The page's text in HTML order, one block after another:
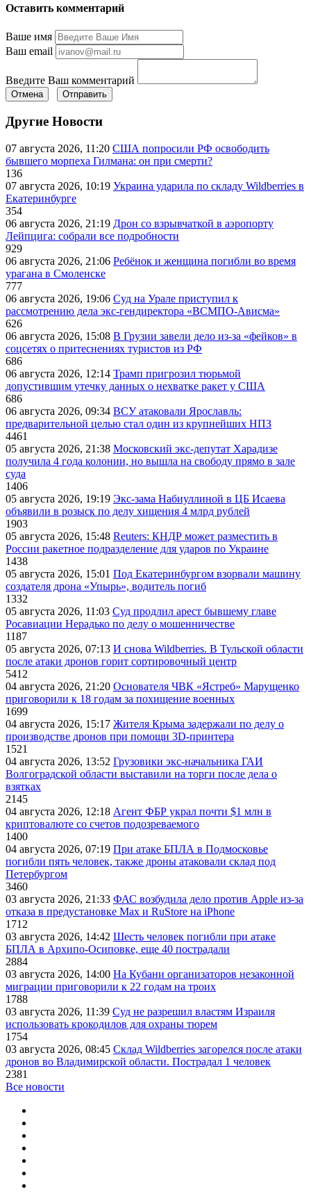
Оставить комментарий
Ваше имя
Ваш email
Введите Ваш комментарий
Отмена Отправить
Другие Новости
07 августа 2026, 11:20 США попросили РФ освободить
бывшего морпеха Гилмана: он при смерти?
136
07 августа 2026, 10:19 Украина ударила по складу Wildberries в
Екатеринбурге
354
06 августа 2026, 21:19 Дрон со взрывчаткой в аэропорту
Лейпцига: собрали все подробности
929
06 августа 2026, 21:06 Ребёнок и женщина погибли во время
урагана в Смоленске
777
06 августа 2026, 19:06 Суд на Урале приступил к
рассмотрению дела экс-гендиректора «ВСМПО-Ависма»
626
06 августа 2026, 15:08 В Грузии завели дело из-за «фейков» в
соцсетях о притеснениях туристов из РФ
686
06 августа 2026, 12:14 Трамп пригрозил тюрьмой
допустившим утечку данных о нехватке ракет у США
686
06 августа 2026, 09:34 ВСУ атаковали Ярославль:
предварительной целью стал один из крупнейших НПЗ
4461
05 августа 2026, 21:38 Московский экс-депутат Харадизе
получила 4 года колонии, но вышла на свободу прямо в зале
суда
1406
05 августа 2026, 19:19 Экс-зама Набиуллиной в ЦБ Исаева
объявили в розыск по делу хищения 4 млрд рублей
1903
05 августа 2026, 15:48 Reuters: КНДР может разместить в
России ракетное подразделение для ударов по Украине
1438
05 августа 2026, 15:01 Под Екатеринбургом взорвали машину
создателя дрона «Упырь», водитель погиб
1332
05 августа 2026, 11:03 Суд продлил арест бывшему главе
Росавиации Нерадько по делу о мошенничестве
1187
05 августа 2026, 07:13 И снова Wildberries. В Тульской области
после атаки дронов горит сортировочный центр
5412
04 августа 2026, 21:20 Основателя ЧВК «Ястреб» Марущенко
приговорили к 18 годам за похищение военных
1699
04 августа 2026, 15:17 Жителя Крыма задержали по делу о
производстве дронов при помощи 3D‑принтера
1521
04 августа 2026, 13:52 Грузовики экс-начальника ГАИ
Волгоградской области выставили на торги после дела о
взятках
2145
04 августа 2026, 12:18 Агент ФБР украл почти $1 млн в
криптовалюте со счетов подозреваемого
1400
04 августа 2026, 07:19 При атаке БПЛА в Подмосковье
погибли пять человек, также дроны атаковали склад под
Петербургом
3460
03 августа 2026, 21:33 ФАС возбудила дело против Apple из-за
отказа в предустановке Max и RuStore на iPhone
1712
03 августа 2026, 14:42 Шесть человек погибли при атаке
БПЛА в Архипо-Осиповке, еще 40 пострадали
2884
03 августа 2026, 14:00 На Кубани организаторов незаконной
миграции приговорили к 22 годам на троих
1788
03 августа 2026, 11:39 Суд не разрешил властям Израиля
использовать крокодилов для охраны тюрем
1754
03 августа 2026, 08:45 Склад Wildberries загорелся после атаки
дронов во Владимирской области. Пострадал 1 человек
2381
Все новости